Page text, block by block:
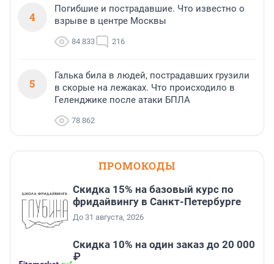
4
Погибшие и пострадавшие. Что известно о
взрыве в центре Москвы
84 833 216
5
Галька била в людей, пострадавших грузили
в скорые на лежаках. Что происходило в
Геленджике после атаки БПЛА
78 862
ПРОМОКОДЫ
Скидка 15% на базовый курс по
фридайвингу в Санкт-Петербурге
До 31 августа, 2026
Скидка 10% на один заказ до 20 000
₽